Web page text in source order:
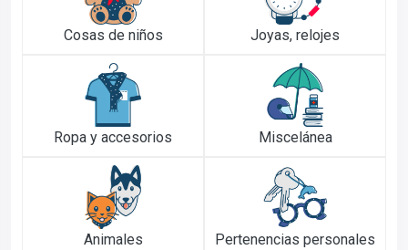
Cosas de niños Joyas, relojes
Ropa y accesorios Miscelánea
Animales Pertenencias personales